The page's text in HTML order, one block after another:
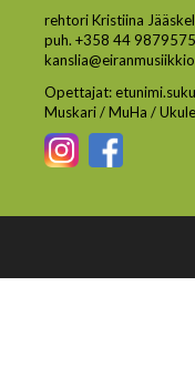
rehtori Kristiina
puh. +358 44 9879575
Opettajat:
Muskari / MuHa /